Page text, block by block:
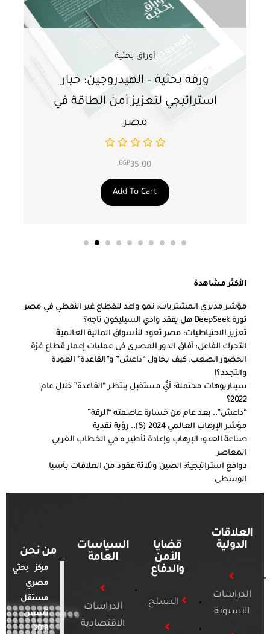
أوراق بحثية
ورقة بحثية – الهيدروجين: خيار
استراتيجي لتعزيز أمن الطاقة في
مصر
EGP35.00
Add To Cart
الأكثر مشاهدة
مؤشر مديري المشتريات: نمو واعد للقطاع غير النفطي في مصر
ثورة DeepSeek هل يفقد وادي السيليكون تاجه؟
تعزيز الاحتياطيات: مصر تعود للأسواق المالية العالمية
التحرك الفاعل: آفاق الدور المصري في عمليات إعمار قطاع غزة
الحضور الصعب: كيف يحاول “داعش” و”القاعدة” العودة
والتجدد؟!
سيناريوهات محتملة: أيُّ مستقبل ينتظر “القاعدة” خلال عام
2022؟
“داعش”.. بعد عام من خسارة عاصمته “الرقة”
مؤشر الإرهاب العالمي 2024 (5).. رؤية نقدية
صناعة العدو: الإرهاب وإعادة تأطير ه في الخطاب الغربي
المعاصر
دوافع استراتيجية: الصين وثلاثة عقود من العلاقات بآسيا
الوسطى
العلاقات
الدولية
الدراسات
الآسيوية
قضايا
الأمن
والدفاع
التسلح
السياسات
العامة
الدراسات
الاقتصادية
من نحن
مركز بحثي
مصري
مستقل
تأسس
2018.